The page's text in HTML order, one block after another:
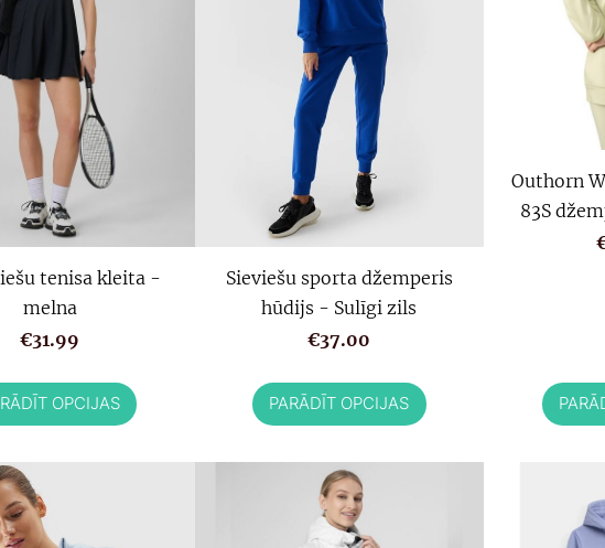
tenisa kleita -
melna
€31.99
OPCIJAS
Sieviešu sporta džemperis
hūdijs - Sulīgi zils
€37.00
PARĀDĪT OPCIJAS
Outhorn
83S